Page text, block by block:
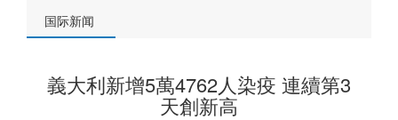
国际新闻
義大利新增5萬4762人染疫 連續第3
天創新高